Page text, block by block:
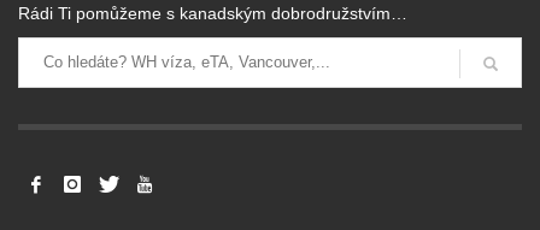
Rádi Ti pomůžeme s kanadským dobrodružstvím…
Levné letenky, vízový proces a imigrační v Kanadě. Pojištění a
další dokumenty pro hladký přílet.